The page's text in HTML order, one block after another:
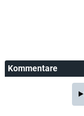
Kommentare